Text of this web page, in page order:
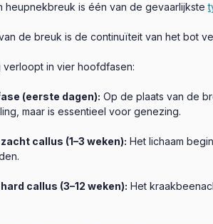
heupnekbreuk is één van de gevaarlijkste
de breuk is de continuïteit van het bot
in vier hoofdfasen:
(eerste dagen): Op de plaats van de
maar is essentieel voor genezing.
callus (1–3 weken): Het lichaam
callus (3–12 weken): Het